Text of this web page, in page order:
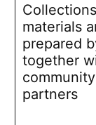
materials
prepared
together
partners